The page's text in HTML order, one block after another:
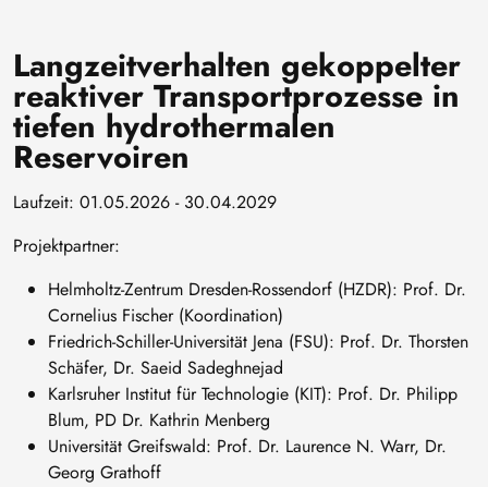
Langzeitverhalten gekoppelter
reaktiver Transportprozesse in
tiefen hydrothermalen
Reservoiren
Laufzeit: 01.05.2026 - 30.04.2029
Projektpartner:
Helmholtz-Zentrum Dresden-Rossendorf (HZDR): Prof. Dr.
Cornelius Fischer (Koordination)
Friedrich-Schiller-Universität Jena (FSU): Prof. Dr. Thorsten
Schäfer, Dr. Saeid Sadeghnejad
Karlsruher Institut für Technologie (KIT): Prof. Dr. Philipp
Blum, PD Dr. Kathrin Menberg
Universität Greifswald: Prof. Dr. Laurence N. Warr, Dr.
Georg Grathoff